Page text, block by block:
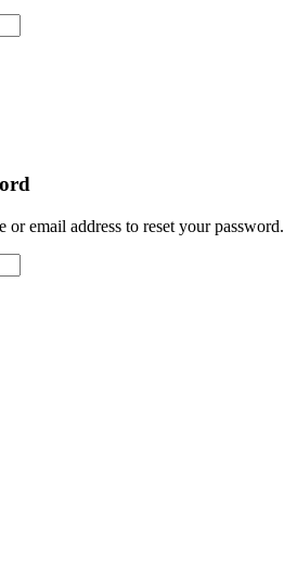
or email address to reset your password.